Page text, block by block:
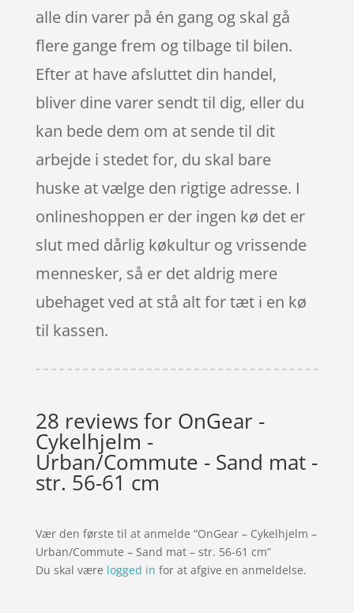
alle din varer på én gang og skal gå
flere gange frem og tilbage til bilen.
Efter at have afsluttet din handel,
bliver dine varer sendt til dig, eller du
kan bede dem om at sende til dit
arbejde i stedet for, du skal bare
huske at vælge den rigtige adresse. I
onlineshoppen er der ingen kø det er
slut med dårlig køkultur og vrissende
mennesker, så er det aldrig mere
ubehaget ved at stå alt for tæt i en kø
til kassen.
28 reviews for OnGear -
Cykelhjelm -
Urban/Commute - Sand mat -
str. 56-61 cm
Vær den første til at anmelde “OnGear – Cykelhjelm –
Urban/Commute – Sand mat – str. 56-61 cm”
Du skal være logged in for at afgive en anmeldelse.